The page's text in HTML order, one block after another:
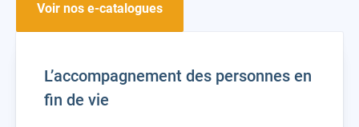
Voir nos e-catalogues
L’accompagnement des personnes en
fin de vie